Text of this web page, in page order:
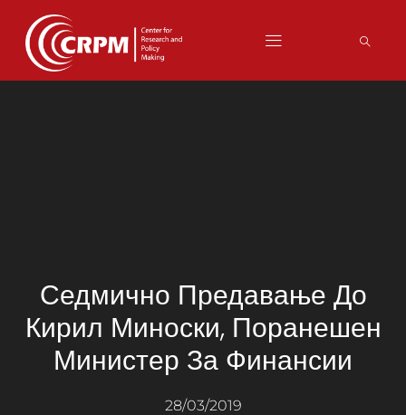
Седмично Предавање До
Кирил Миноски, Поранешен
Министер За Финансии
28/03/2019